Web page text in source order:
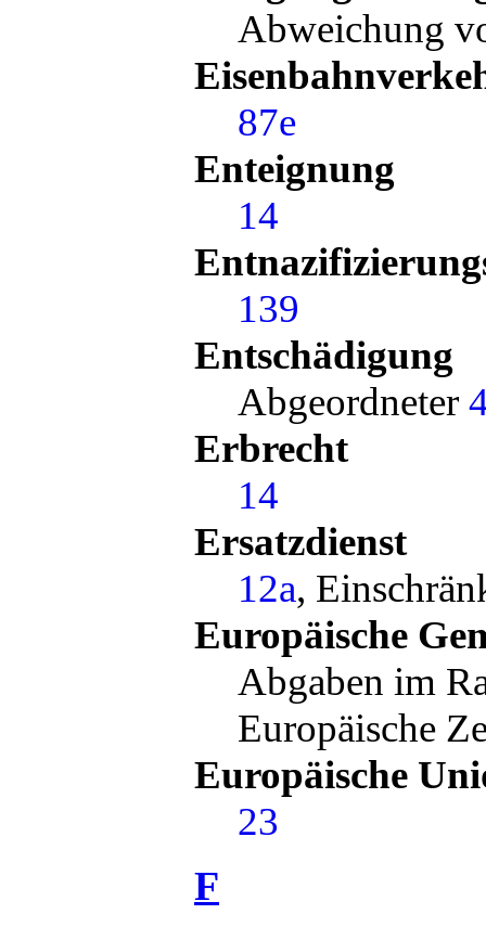
Abweichung
87e
Enteignung
14
139
Entschädigung
Abgeordneter
Erbrecht
14
Ersatzdienst
12a,
Europäische
Abgaben im
Europäische
Europäische
23
F